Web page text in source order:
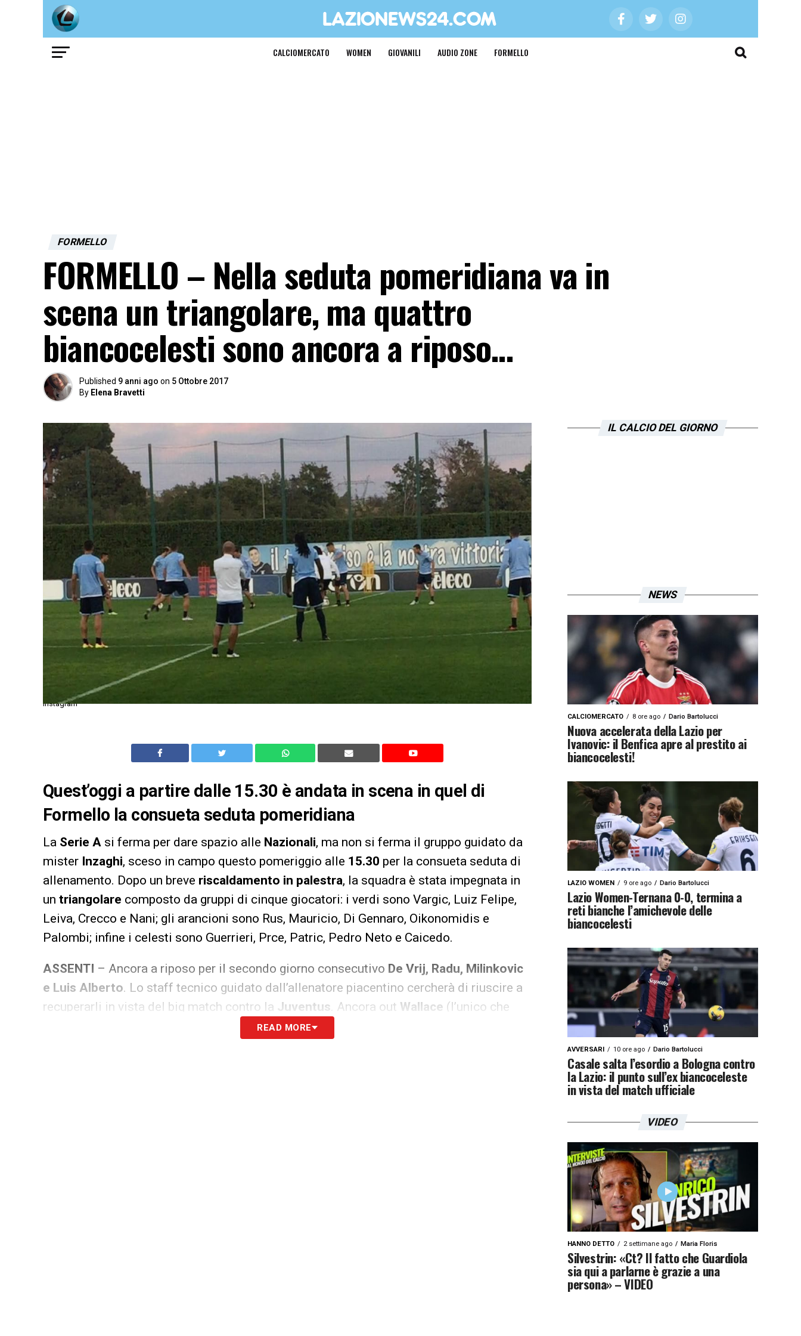
CALCIOMERCATO WOMEN GIOVANILI AUDIO ZONE FORMELLO
FORMELLO
FORMELLO – Nella seduta pomeridiana va in
scena un triangolare, ma quattro
biancocelesti sono ancora a riposo…
Published 9 anni ago on 5 Ottobre 2017
By Elena Bravetti
Instagram
Quest’oggi a partire dalle 15.30 è andata in scena in quel di
Formello la consueta seduta pomeridiana
La Serie A si ferma per dare spazio alle Nazionali, ma non si ferma il gruppo guidato da
mister Inzaghi, sceso in campo questo pomeriggio alle 15.30 per la consueta seduta di
allenamento. Dopo un breve riscaldamento in palestra, la squadra è stata impegnata in
un triangolare composto da gruppi di cinque giocatori: i verdi sono Vargic, Luiz Felipe,
Leiva, Crecco e Nani; gli arancioni sono Rus, Mauricio, Di Gennaro, Oikonomidis e
Palombi; infine i celesti sono Guerrieri, Prce, Patric, Pedro Neto e Caicedo.
ASSENTI – Ancora a riposo per il secondo giorno consecutivo De Vrij, Radu, Milinkovic
e Luis Alberto. Lo staff tecnico guidato dall’allenatore piacentino cercherà di riuscire a
recuperarli in vista del big match contro la Juventus . Ancora out Wallace (l’unico che
può riuscire ad essere presente contro la ‘Vecchia Signora’),
READ MORE
IL CALCIO DEL GIORNO
NEWS
CALCIOMERCATO 8 ore ago Dario Bartolucci
Nuova accelerata della Lazio per
Ivanovic: il Benfica apre al prestito ai
biancocelesti!
LAZIO WOMEN 9 ore ago Dario Bartolucci
Lazio Women-Ternana 0-0, termina a
reti bianche l’amichevole delle
biancocelesti
AVVERSARI 10 ore ago Dario Bartolucci
Casale salta l’esordio a Bologna contro
la Lazio: il punto sull’ex biancoceleste
in vista del match ufficiale
VIDEO
HANNO DETTO 2 settimane ago Maria Floris
Silvestrin: «Ct? Il fatto che Guardiola
sia qui a parlarne è grazie a una
persona» – VIDEO